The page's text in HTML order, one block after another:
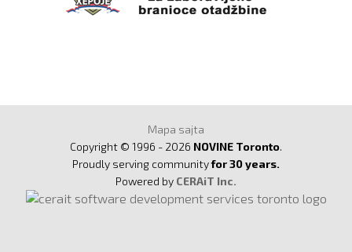
Mapa sajta
Copyright © 1996 - 2026 NOVINE Toronto.
Proudly serving communityfor 30 years.
Powered by CERAiT Inc.